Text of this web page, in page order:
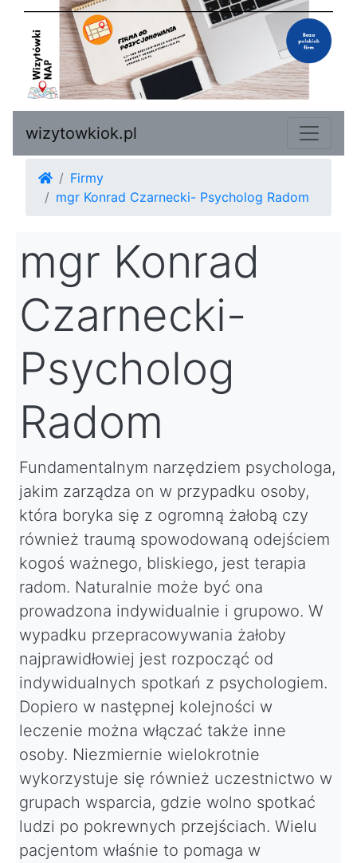
wizytowkiok.pl
Firmy
mgr Konrad Czarnecki- Psycholog Radom
mgr Konrad
Czarnecki-
Psycholog
Radom
Fundamentalnym narzędziem psychologa,
jakim zarządza on w przypadku osoby,
która boryka się z ogromną żałobą czy
również traumą spowodowaną odejściem
kogoś ważnego, bliskiego, jest terapia
radom. Naturalnie może być ona
prowadzona indywidualnie i grupowo. W
wypadku przepracowywania żałoby
najprawidłowiej jest rozpocząć od
indywidualnych spotkań z psychologiem.
Dopiero w następnej kolejności w
leczenie można włączać także inne
osoby. Niezmiernie wielokrotnie
wykorzystuje się również uczestnictwo w
grupach wsparcia, gdzie wolno spotkać
ludzi po pokrewnych przejściach. Wielu
pacjentom właśnie to pomaga w